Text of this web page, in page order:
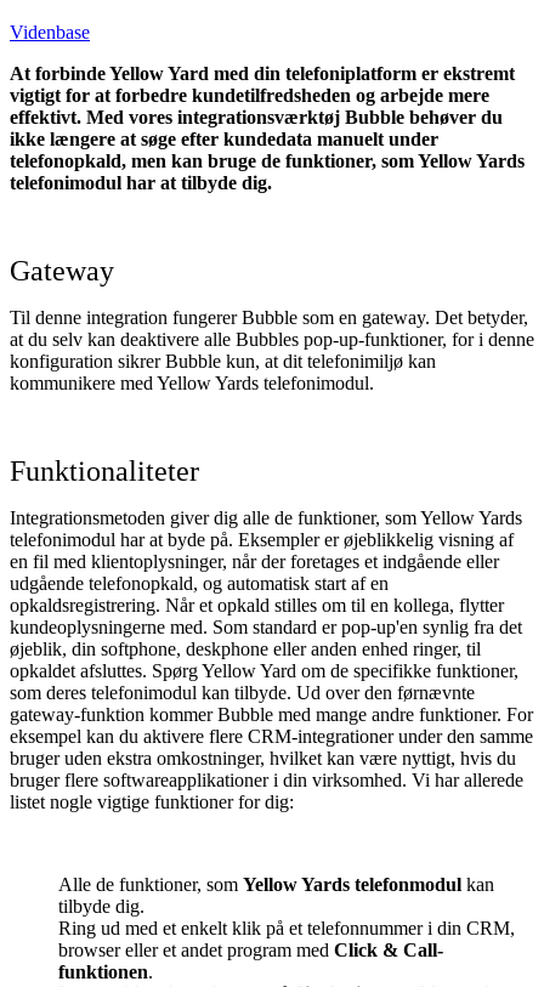
Videnbase
At forbinde Yellow Yard med din telefoniplatform er ekstremt
vigtigt for at forbedre kundetilfredsheden og arbejde mere
effektivt. Med vores integrationsværktøj Bubble behøver du
ikke længere at søge efter kundedata manuelt under
telefonopkald, men kan bruge de funktioner, som Yellow Yards
telefonimodul har at tilbyde dig.
Gateway
Til denne integration fungerer Bubble som en gateway. Det betyder,
at du selv kan deaktivere alle Bubbles pop-up-funktioner, for i denne
konfiguration sikrer Bubble kun, at dit telefonimiljø kan
kommunikere med Yellow Yards telefonimodul.
Funktionaliteter
Integrationsmetoden giver dig alle de funktioner, som Yellow Yards
telefonimodul har at byde på. Eksempler er øjeblikkelig visning af
en fil med klientoplysninger, når der foretages et indgående eller
udgående telefonopkald, og automatisk start af en
opkaldsregistrering. Når et opkald stilles om til en kollega, flytter
kundeoplysningerne med. Som standard er pop-up'en synlig fra det
øjeblik, din softphone, deskphone eller anden enhed ringer, til
opkaldet afsluttes. Spørg Yellow Yard om de specifikke funktioner,
som deres telefonimodul kan tilbyde. Ud over den førnævnte
gateway-funktion kommer Bubble med mange andre funktioner. For
eksempel kan du aktivere flere CRM-integrationer under den samme
bruger uden ekstra omkostninger, hvilket kan være nyttigt, hvis du
bruger flere softwareapplikationer i din virksomhed. Vi har allerede
listet nogle vigtige funktioner for dig:
Alle de funktioner, som Yellow Yards telefonmodul kan
tilbyde dig.
Ring ud med et enkelt klik på et telefonnummer i din CRM,
browser eller et andet program med Click & Call-
funktionen.